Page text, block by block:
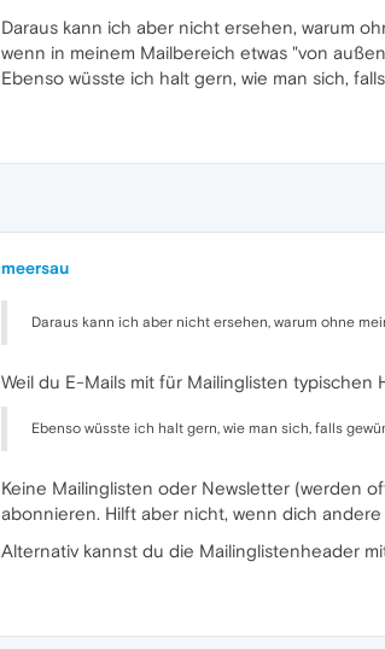
Daraus kann ich aber nicht ersehen, warum
wenn in meinem Mailbereich etwas "von
Ebenso wüsste ich halt gern, wie man sich,
meersau
Daraus kann ich aber nicht ersehen, warum ohne
Weil du E-Mails mit für Mailinglisten typischen
Ebenso wüsste ich halt gern, wie man sich, falls
Keine Mailinglisten oder Newsletter (werden
abonnieren. Hilft aber nicht, wenn dich
Alternativ kannst du die Mailinglistenheader